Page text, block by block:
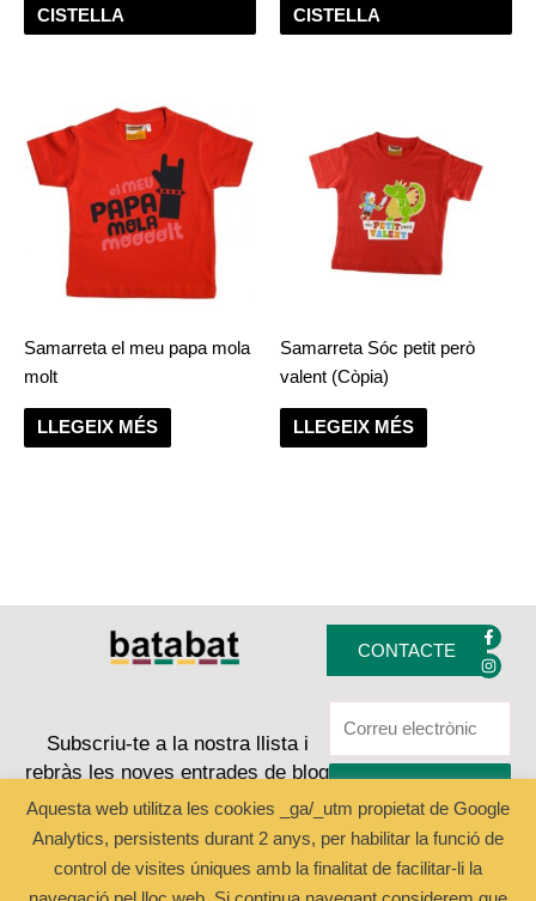
CISTELLA
CISTELLA
Samarreta el meu papa mola
molt
LLEGEIX MÉS
Samarreta Sóc petit però
valent (Còpia)
LLEGEIX MÉS
CONTACTE
F
a
c
e
-
I
n
s
t
m
Subscriu-te a la nostra llista i
rebràs les noves entrades de blog
Aquesta web utilitza les cookies _ga/_utm propietat de Google
Analytics, persistents durant 2 anys, per habilitar la funció de
control de visites úniques amb la finalitat de facilitar-li la